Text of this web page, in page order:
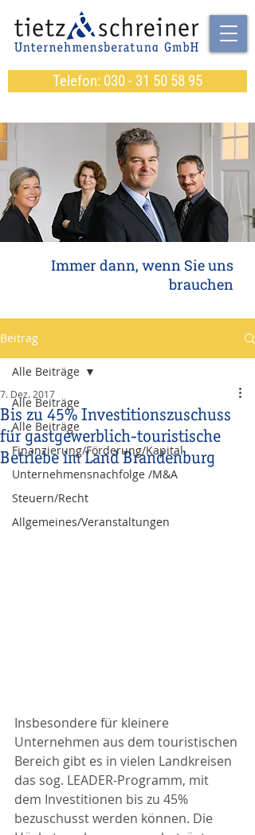
Telefon: 030 - 31 50 58 95
Immer dann, wenn Sie uns
brauchen
Beitrag
Alle Beiträge
Alle Beiträge
Finanzierung/Förderung/Kapital
Unternehmensnachfolge /M&A
Steuern/Recht
Allgemeines/Veranstaltungen
Alle Beiträge
Bis zu 45% Investitionszuschuss
für gastgewerblich-touristische
Betriebe im Land Brandenburg
7. Dez. 2017
Insbesondere für kleinere
Unternehmen aus dem touristischen
Bereich gibt es in vielen Landkreisen
das sog. LEADER-Programm, mit
dem Investitionen bis zu 45%
bezuschusst werden können. Die